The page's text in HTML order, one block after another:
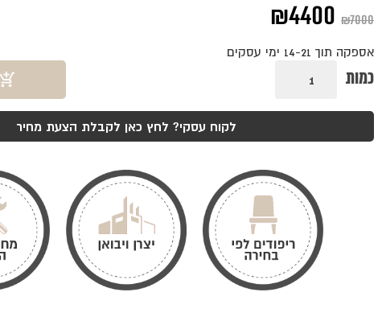
₪7000
המחיר
המקורי
היה:
₪7000.
₪4400
הנוכחי
₪4400.
אספקה תוך 14-21 ימי עסקים
כמות
ריו
לקוח עסקי? לחץ כאן לקבלת הצעת מחיר